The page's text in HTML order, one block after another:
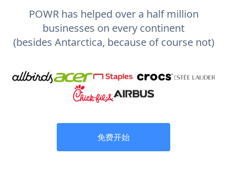
POWR has helped over a half million
businesses on every continent
(besides Antarctica, because of course not)
免费开始